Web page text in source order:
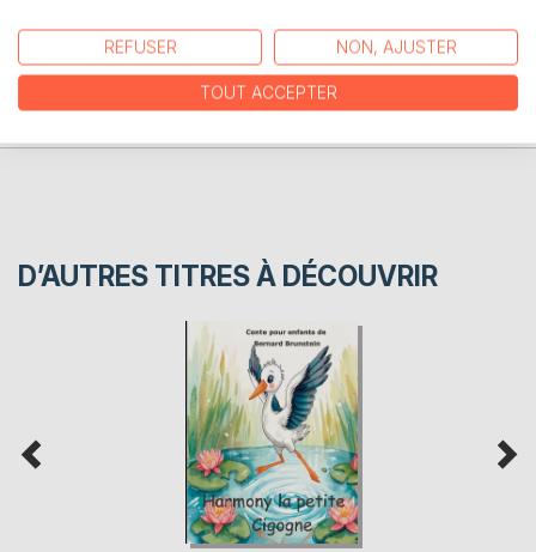
CRITIQUES PRESSE
AVIS
D’AUTRES TITRES À DÉCOUVRIR
REFUSER NON, AJUSTER
TOUT ACCEPTER